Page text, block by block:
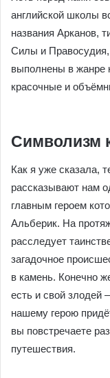
Ключевые
Хоть перед нами
особенности
нумерация и
объёмные.
Символизм
Как я уже сказала,
карты
историю, главным
по имени Альберик.
Альберик
матери и
превращён в
Таро Эльфов есть